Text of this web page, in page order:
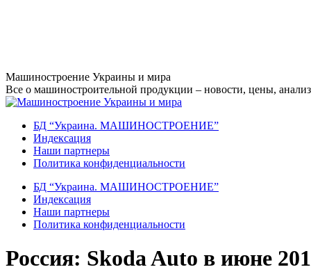
Перейти
к
содержанию
Машиностроение Украины и мира
Все о машиностроительной продукции – новости, цены,
БД “Украина. МАШИНОСТРОЕНИЕ”
Индекcация
Наши партнеры
Политика конфиденциальности
БД “Украина. МАШИНОСТРОЕНИЕ”
Индекcация
Наши партнеры
Политика конфиденциальности
Россия: Skoda Auto в июне